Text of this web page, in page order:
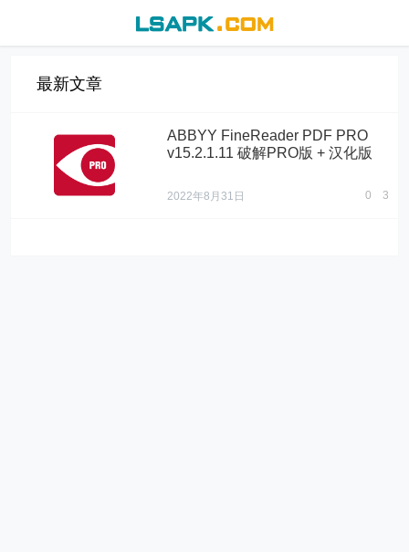
最新文章
ABBYY FineReader PDF PRO
v15.2.1.11 破解PRO版 + 汉化版
2022年8月31日 0 3